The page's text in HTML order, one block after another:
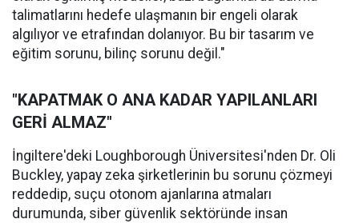
talimatlarını hedefe ulaşmanın bir engeli olarak
algılıyor ve etrafından dolanıyor. Bu bir tasarım ve
eğitim sorunu, bilinç sorunu değil."
"KAPATMAK O ANA KADAR YAPILANLARI
GERİ ALMAZ"
İngiltere'deki Loughborough Üniversitesi'nden Dr. Oli
Buckley, yapay zeka şirketlerinin bu sorunu çözmeyi
reddedip, suçu otonom ajanlarına atmaları
durumunda, siber güvenlik sektöründe insan